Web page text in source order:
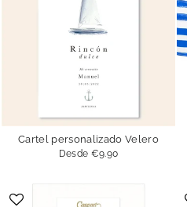
Cartel personalizado Velero
Desde €9.90